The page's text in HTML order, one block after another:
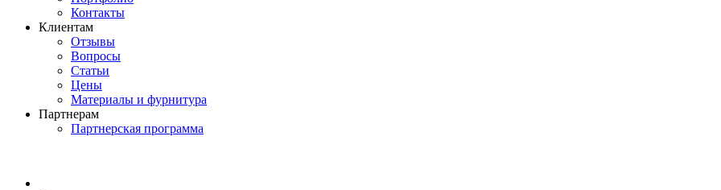
Контакты
Клиентам
Отзывы
Вопросы
Статьи
Цены
Материалы и фурнитура
Партнерам
Партнерская программа